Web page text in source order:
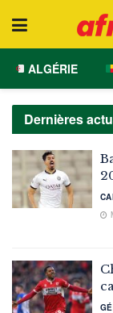
ALGÉRIE
Dernières